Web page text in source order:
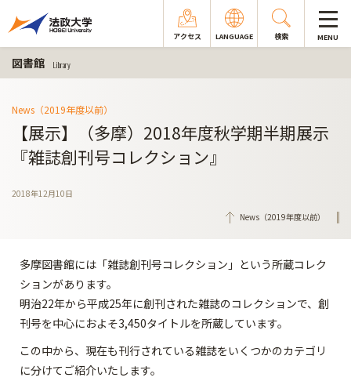
アクセス LANGUAGE 検索 MENU
図書館 Library
News（2019年度以前）
【展示】（多摩）2018年度秋学期半期展示
『雑誌創刊号コレクション』
2018年12月10日
News（2019年度以前）
多摩図書館には「雑誌創刊号コレクション」という所蔵コレク
ションがあります。
明治22年から平成25年に創刊された雑誌のコレクションで、創
刊号を中心におよそ3,450タイトルを所蔵しています。
この中から、現在も刊行されている雑誌をいくつかのカテゴリ
に分けてご紹介いたします。